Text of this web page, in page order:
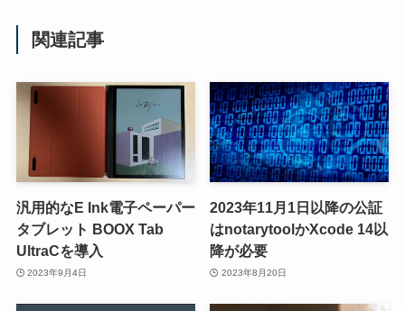
関連記事
汎用的なE Ink電子ペーパー
タブレット BOOX Tab
UltraCを導入
2023年9月4日
2023年11月1日以降の公証
はnotarytoolかXcode 14以
降が必要
2023年8月20日